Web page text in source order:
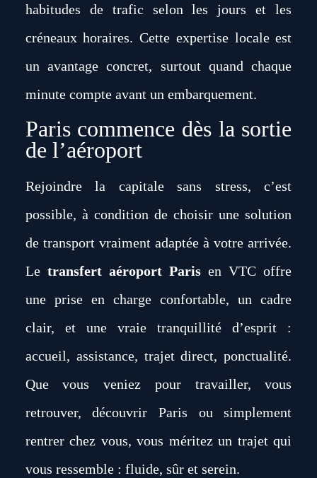
habitudes de trafic selon les jours et les
créneaux horaires. Cette expertise locale est
un avantage concret, surtout quand chaque
minute compte avant un embarquement.
Paris commence dès la sortie
de l’aéroport
Rejoindre la capitale sans stress, c’est
possible, à condition de choisir une solution
de transport vraiment adaptée à votre arrivée.
Le transfert aéroport Paris en VTC offre
une prise en charge confortable, un cadre
clair, et une vraie tranquillité d’esprit :
accueil, assistance, trajet direct, ponctualité.
Que vous veniez pour travailler, vous
retrouver, découvrir Paris ou simplement
rentrer chez vous, vous méritez un trajet qui
vous ressemble : fluide, sûr et serein.